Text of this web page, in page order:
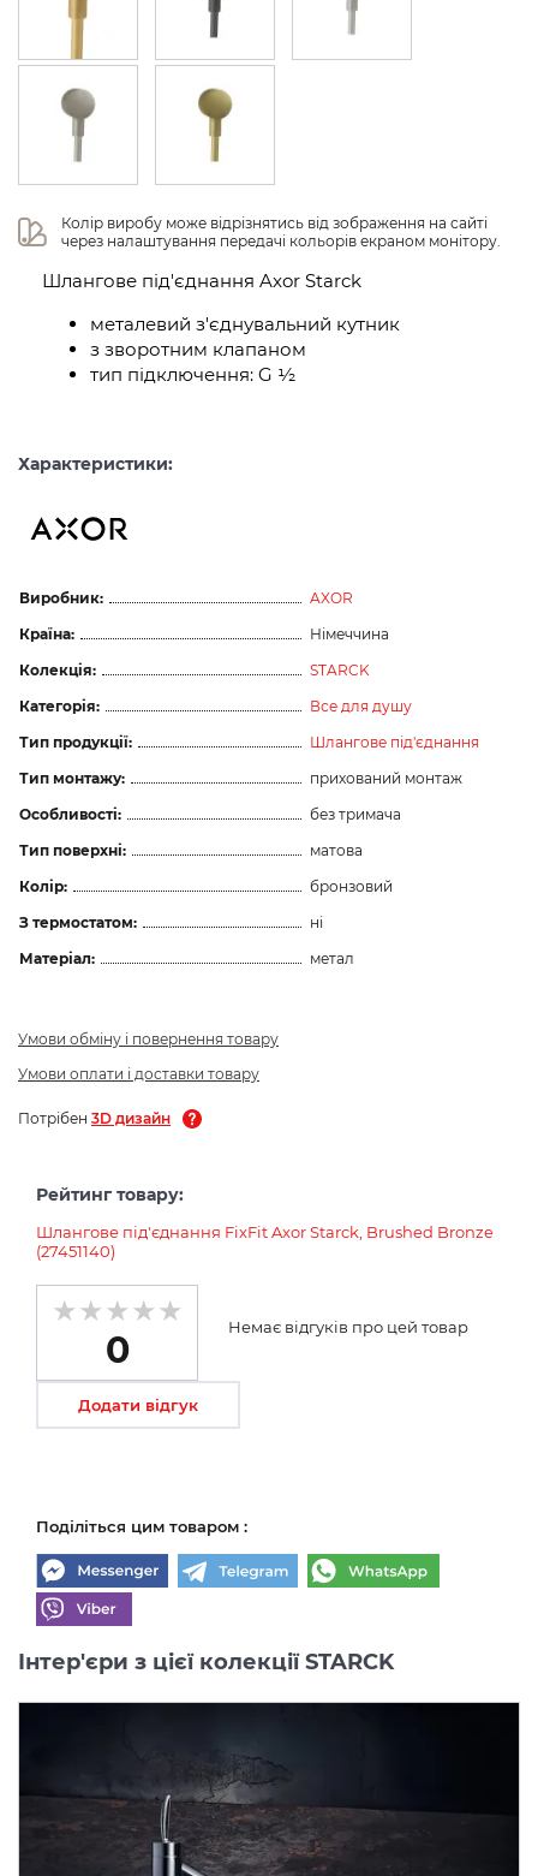
Колір виробу може відрізнятись від зображення на сайті
через налаштування передачі кольорів екраном монітору.
Шлангове під'єднання Axor Starck
металевий з'єднувальний кутник
з зворотним клапаном
тип підключення: G ½
Характеристики:
Виробник:
AXOR
Країна:
Німеччина
Колекція:
STARCK
Категорія:
Все для душу
Тип продукції:
Шлангове під'єднання
Тип монтажу:
прихований монтаж
Особливості:
без тримача
Тип поверхні:
матова
Колір:
бронзовий
З термостатом:
ні
Матеріал:
метал
Умови обміну і повернення товару
Умови оплати і доставки товару
Потрібен 3D дизайн
Рейтинг товару:
Шлангове під'єднання FixFit Axor Starck, Brushed Bronze
(27451140)
0
Немає відгуків про цей товар
Додати відгук
Поділіться цим товаром :
Інтер'єри з цієї колекції STARCK